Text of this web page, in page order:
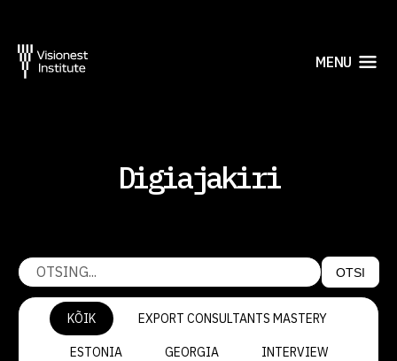
MENU
Digiajakiri
OTSI
KÕIK EXPORT CONSULTANTS MASTERY
ESTONIA GEORGIA INTERVIEW